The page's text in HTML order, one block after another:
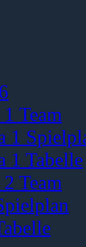
Team
1
1 Tabelle
Team